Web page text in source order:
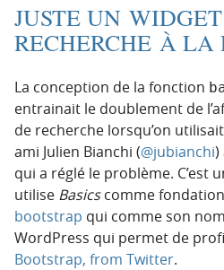
JUSTE UN
RECHERCHE À LA
La conception de la fonction
entrainait le doublement de
de recherche lorsqu’on
ami Julien Bianchi (@jubianchi)
qui a réglé le problème. C’est
utilise Basicscomme
bootstrap qui comme son
WordPress qui permet de
Bootstrap, from Twitter.